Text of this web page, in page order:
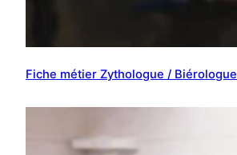
Fiche métier Zythologue / Biérologue